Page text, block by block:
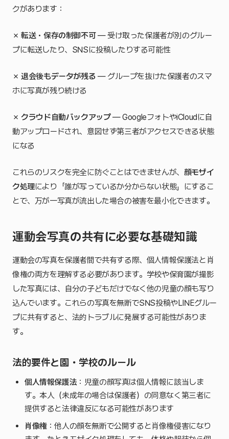
クがあります：
✗転送・保存の制御不可— 受け取った保護者が別のグルー
プに転送したり、SNSに投稿したりする可能性
✗退会後もデータが残る — グループを抜けた保護者のスマ
ホに写真が残り続ける
✗クラウド自動バックアップ— GoogleフォトやiCloudに自
動アップロードされ、意図せず第三者がアクセスできる状態
になる
これらのリスクを完全に防ぐことはできませんが、 顔モザイ
ク処理により「誰が写っているか分からない状態」にするこ
とで、万が一写真が流出した場合の被害を最小化できます。
運動会写真の共有に必要な基礎知識
運動会の写真を保護者間で共有する際、個人情報保護法と肖
像権の両方を理解する必要があります。学校や保育園が撮影
した写真には、自分の子どもだけでなく他の児童の顔も写り
込んでいます。これらの写真を無断でSNS投稿やLINEグルー
プに共有すると、法的トラブルに発展する可能性がありま
す。
法的要件と園・学校のルール
個人情報保護法 ：児童の顔写真は個人情報に該当しま
す。本人（未成年の場合は保護者）の同意なく第三者に
提供すると法律違反になる可能性があります
肖像権：他人の顔を無断で公開すると肖像権侵害になり